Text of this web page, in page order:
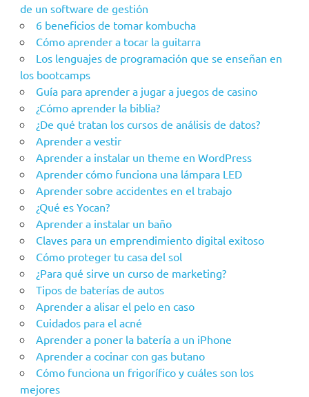
de un software de gestión
6 beneficios de tomar kombucha
Cómo aprender a tocar la guitarra
Los lenguajes de programación que se enseñan en
los bootcamps
Guía para aprender a jugar a juegos de casino
¿Cómo aprender la biblia?
¿De qué tratan los cursos de análisis de datos?
Aprender a vestir
Aprender a instalar un theme en WordPress
Aprender cómo funciona una lámpara LED
Aprender sobre accidentes en el trabajo
¿Qué es Yocan?
Aprender a instalar un baño
Claves para un emprendimiento digital exitoso
Cómo proteger tu casa del sol
¿Para qué sirve un curso de marketing?
Tipos de baterías de autos
Aprender a alisar el pelo en caso
Cuidados para el acné
Aprender a poner la batería a un iPhone
Aprender a cocinar con gas butano
Cómo funciona un frigorífico y cuáles son los
mejores